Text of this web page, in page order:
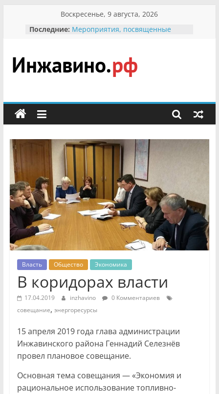
содержимому
Воскресенье, 9 августа, 2026
Последние: Мероприятия, посвященные
гражданин Инжавинского округа»
участнице Великой
Отечественной, фронтовичке
Безопасность в сети Интернет
мероприятии «Сохраним
первоцветы!»
В вольере Воронинского
заповедника родились крапчатые
суслики
Инжавино.рф
сельский
портал
Власть Общество Экономика
В коридорах власти
17.04.2019 inzhavino
0 Комментариев
совещание, энергоресурсы
15 апреля 2019 года глава администрации
Инжавинского района Геннадий Селезнёв
провел плановое совещание.
Основная тема совещания — «Экономия и
рациональное использование топливно-